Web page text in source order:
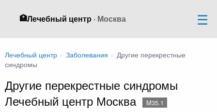
🏥Лечебный центр · Москва
Лечебный центр › Заболевания › Другие перекрестные
синдромы
Другие перекрестные синдромы
Лечебный центр Москва
M35.1